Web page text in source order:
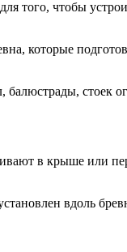
того, чтобы
которые
балюстрады, стоек
в крыше или
вдоль